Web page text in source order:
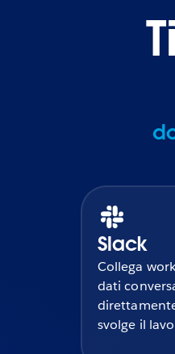
Slack
Collega
dati
svolge il